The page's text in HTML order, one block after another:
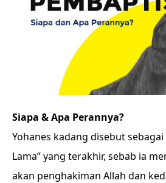
Siapa & Apa Perannya?
Yohanes kadang disebut
Lama” yang terakhir, sebab ia
akan penghakiman Allah dan